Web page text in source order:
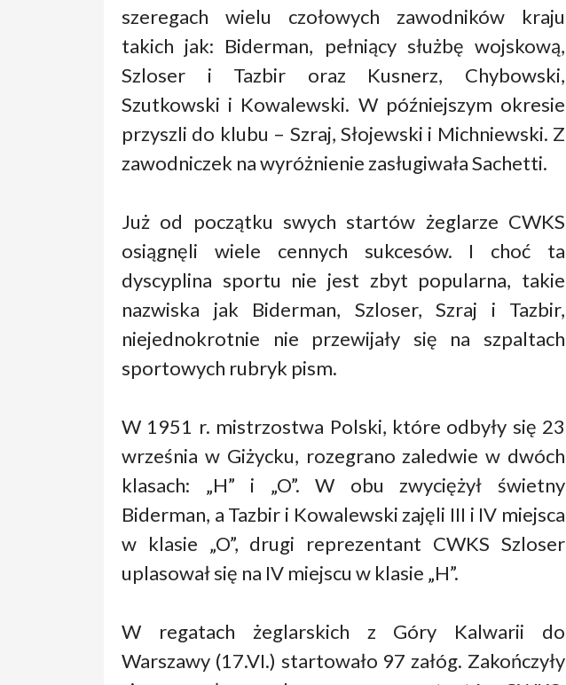
szeregach wielu czołowych zawodników kraju
takich jak: Biderman, pełniący służbę wojskową,
Szloser i Tazbir oraz Kusnerz, Chybowski,
Szutkowski i Kowalewski. W późniejszym okresie
przyszli do klubu – Szraj, Słojewski i Michniewski. Z
zawodniczek na wyróżnienie zasługiwała Sachetti.
Już od początku swych startów żeglarze CWKS
osiągnęli wiele cennych sukcesów. I choć ta
dyscyplina sportu nie jest zbyt popularna, takie
nazwiska jak Biderman, Szloser, Szraj i Tazbir,
niejednokrotnie nie przewijały się na szpaltach
sportowych rubryk pism.
W 1951 r. mistrzostwa Polski, które odbyły się 23
września w Giżycku, rozegrano zaledwie w dwóch
klasach: „H” i „O”. W obu zwyciężył świetny
Biderman, a Tazbir i Kowalewski zajęli III i IV miejsca
w klasie „O”, drugi reprezentant CWKS Szloser
uplasował się na IV miejscu w klasie „H”.
W regatach żeglarskich z Góry Kalwarii do
Warszawy (17.VI.) startowało 97 załóg. Zakończyły